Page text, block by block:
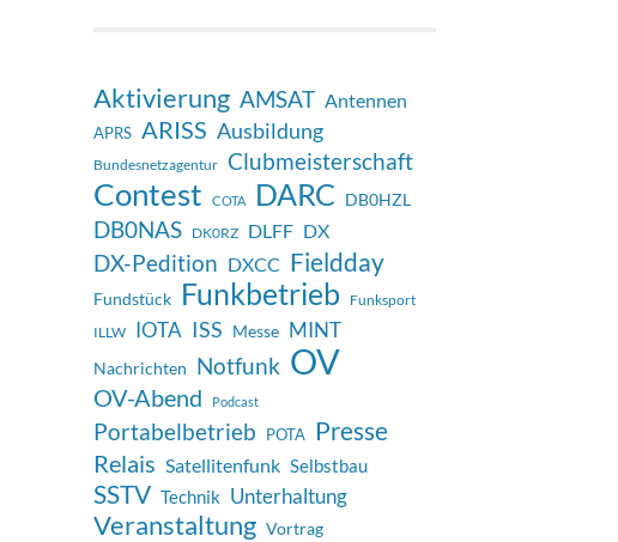
Aktivierung AMSAT Antennen
APRS ARISS Ausbildung
Bundesnetzagentur Clubmeisterschaft
Contest COTA DARC DB0HZL
DB0NAS DK0RZ DLFF DX
DX-Pedition DXCC Fieldday
Fundstück Funkbetrieb Funksport
ILLW IOTA ISS Messe MINT
Nachrichten Notfunk OV
OV-Abend Podcast
Portabelbetrieb POTA
Presse
Relais Satellitenfunk Selbstbau
SSTV Technik Unterhaltung
Veranstaltung Vortrag